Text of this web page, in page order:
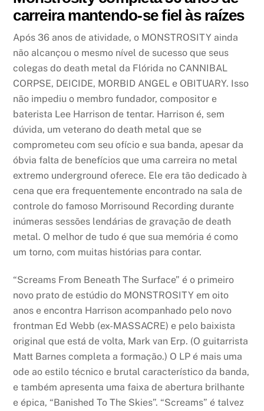
carreira mantendo-se fiel às raízes
Após 36 anos de atividade, o MONSTROSITY ainda
não alcançou o mesmo nível de sucesso que seus
colegas do death metal da Flórida no CANNIBAL
CORPSE, DEICIDE, MORBID ANGEL e OBITUARY. Isso
não impediu o membro fundador, compositor e
baterista Lee Harrison de tentar. Harrison é, sem
dúvida, um veterano do death metal que se
comprometeu com seu ofício e sua banda, apesar da
óbvia falta de benefícios que uma carreira no metal
extremo underground oferece. Ele era tão dedicado à
cena que era frequentemente encontrado na sala de
controle do famoso Morrisound Recording durante
inúmeras sessões lendárias de gravação de death
metal. O melhor de tudo é que sua memória é como
um torno, com muitas histórias para contar.
“Screams From Beneath The Surface” é o primeiro
novo prato de estúdio do MONSTROSITY em oito
anos e encontra Harrison acompanhado pelo novo
frontman Ed Webb (ex-MASSACRE) e pelo baixista
original que está de volta, Mark van Erp. (O guitarrista
Matt Barnes completa a formação.) O LP é mais uma
ode ao estilo técnico e brutal característico da banda,
e também apresenta uma faixa de abertura brilhante
e épica, “Banished To The Skies”. “Screams” é talvez